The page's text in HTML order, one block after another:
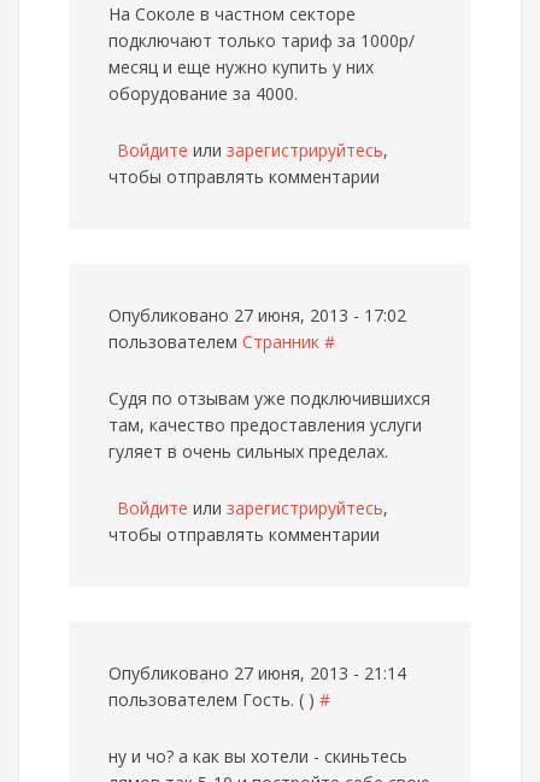
На Соколе в частном секторе
подключают только тариф за 1000р/
месяц и еще нужно купить у них
оборудование за 4000.
Войдите или зарегистрируйтесь,
чтобы отправлять комментарии
Опубликовано 27 июня, 2013 - 17:02
пользователем Странник #
Судя по отзывам уже подключившихся
там, качество предоставления услуги
гуляет в очень сильных пределах.
Войдите или зарегистрируйтесь,
чтобы отправлять комментарии
Опубликовано 27 июня, 2013 - 21:14
пользователем Гость. ( ) #
ну и чо? а как вы хотели - скиньтесь